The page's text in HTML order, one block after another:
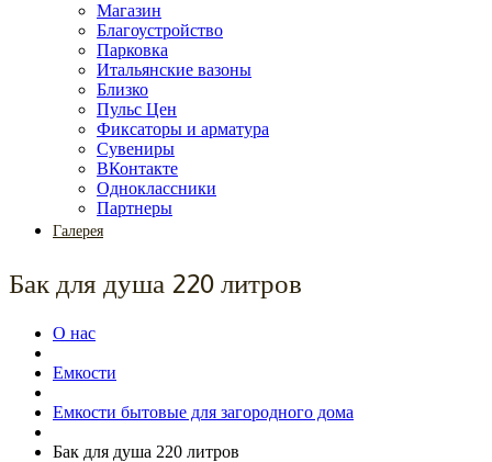
Магазин
Благоустройство
Парковка
Итальянские вазоны
Близко
Пульс Цен
Фиксаторы и арматура
Сувениры
ВКонтакте
Одноклассники
Партнеры
Галерея
Бак для душа 220 литров
О нас
Емкости
Емкости бытовые для загородного дома
Бак для душа 220 литров